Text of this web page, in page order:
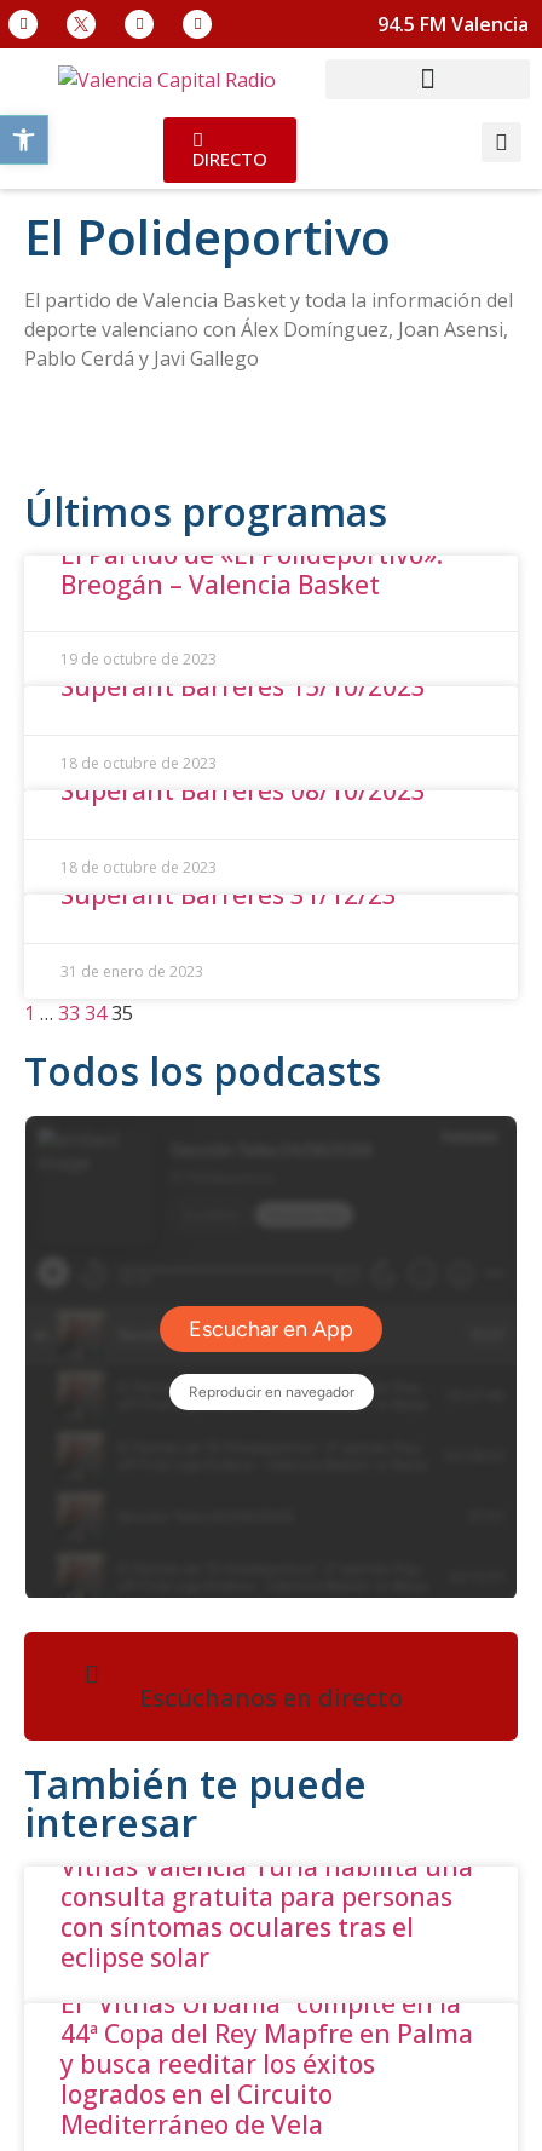
Abrir barra de herramientas
94.5 FM Valencia
DIRECTO
El Polideportivo
El partido de Valencia Basket y toda la información del
deporte valenciano con Álex Domínguez, Joan Asensi,
Pablo Cerdá y Javi Gallego
Últimos programas
El Partido de «El Polideportivo»:
Breogán – Valencia Basket
19 de octubre de 2023
Superant Barreres 15/10/2023
18 de octubre de 2023
Superant Barreres 08/10/2023
18 de octubre de 2023
Superant Barreres 31/12/23
31 de enero de 2023
1 … 33 3435
Todos los podcasts
Escúchanos en directo
También te puede
interesar
Vithas Valencia Turia habilita una
consulta gratuita para personas
con síntomas oculares tras el
eclipse solar
El “Vithas Urbania” compite en la
44ª Copa del Rey Mapfre en Palma
y busca reeditar los éxitos
logrados en el Circuito
Mediterráneo de Vela